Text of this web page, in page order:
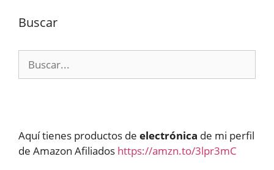
Buscar
Aquí tienes productos de electrónica de mi perfil
de Amazon Afiliados https://amzn.to/3lpr3mC